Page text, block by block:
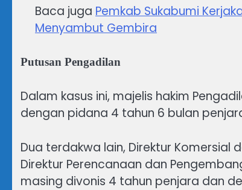
Baca juga Pemkab Sukabumi
Menyambut Gembira
Putusan Pengadilan
Dalam kasus ini, majelis hakim
dengan pidana 4 tahun 6 bulan
Dua terdakwa lain, Direktur Komersial
Direktur Perencanaan dan
masing divonis 4 tahun penjara dan